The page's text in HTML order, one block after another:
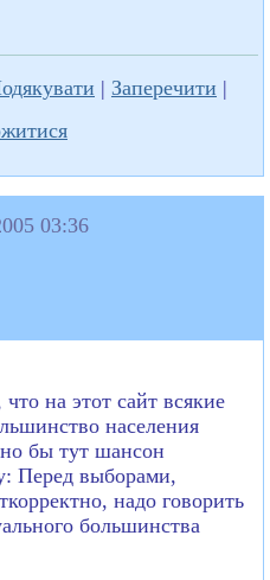
| Заперечити |
03:36
на этот сайт всякие
населения
бы тут шансон
Перед выборами,
надо говорить
большинства